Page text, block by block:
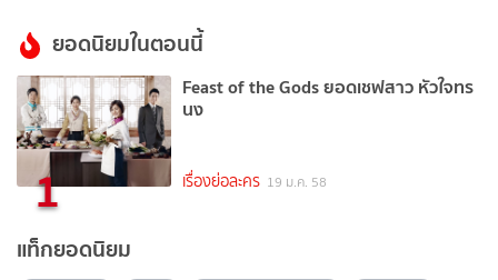
ยอดนิยมในตอนนี้
1
Feast of the Gods ยอดเชฟสาว หัวใจทร
นง
เรื่องย่อละคร 19 ม.ค. 58
แท็กยอดนิยม